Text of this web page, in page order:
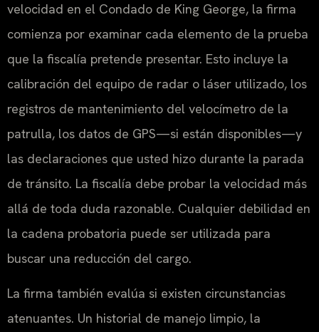
velocidad en el Condado de King George, la firma
comienza por examinar cada elemento de la prueba
que la fiscalía pretende presentar. Esto incluye la
calibración del equipo de radar o láser utilizado, los
registros de mantenimiento del velocímetro de la
patrulla, los datos de GPS—si están disponibles—y
las declaraciones que usted hizo durante la parada
de tránsito. La fiscalía debe probar la velocidad más
allá de toda duda razonable. Cualquier debilidad en
la cadena probatoria puede ser utilizada para
buscar una reducción del cargo.
La firma también evalúa si existen circunstancias
atenuantes. Un historial de manejo limpio, la